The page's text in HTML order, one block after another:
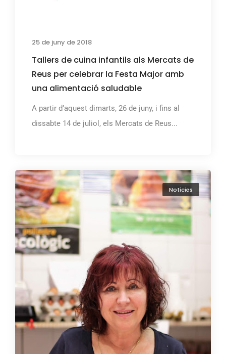
25 de juny de 2018
Tallers de cuina infantils als Mercats de
Reus per celebrar la Festa Major amb
una alimentació saludable
A partir d’aquest dimarts, 26 de juny, i fins al
dissabte 14 de juliol, els Mercats de Reus...
Notícies